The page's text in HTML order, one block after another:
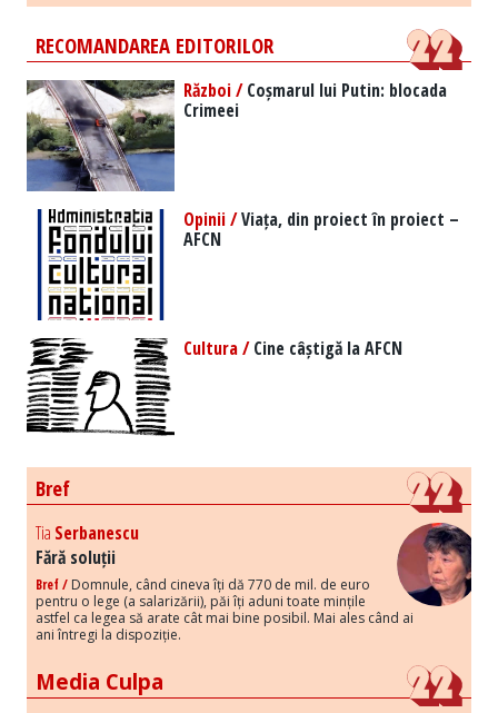
RECOMANDAREA EDITORILOR
Război /Coșmarul lui Putin: blocada
Crimeei
Opinii /Viața, din proiect în proiect –
AFCN
Cultura /Cine câștigă la AFCN
Bref
Tia Serbanescu
Fără soluții
Bref / Domnule, când cineva îți dă 770 de mil. de euro
pentru o lege (a salarizării), păi îți aduni toate mințile
astfel ca legea să arate cât mai bine posibil. Mai ales când ai
ani întregi la dispoziție.
Media Culpa